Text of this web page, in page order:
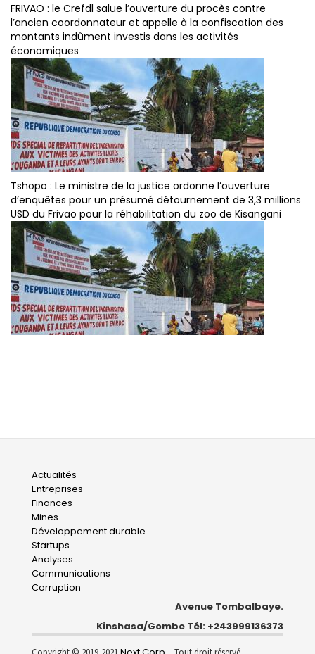
FRIVAO : le Crefdl salue l’ouverture du procès contre
l’ancien coordonnateur et appelle à la confiscation des
montants indûment investis dans les activités
économiques
Tshopo : Le ministre de la justice ordonne l’ouverture
d’enquêtes pour un présumé détournement de 3,3 millions
USD du Frivao pour la réhabilitation du zoo de Kisangani
Main
navigation
Actualités
Entreprises
Finances
Mines
Développement durable
Startups
Analyses
Communications
Corruption
Avenue Tombalbaye.
Kinshasa/Gombe Tél: +243999136373